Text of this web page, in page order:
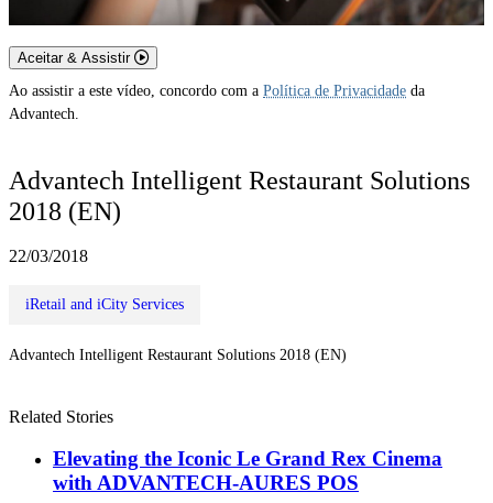
Aceitar & Assistir
Ao assistir a este vídeo, concordo com a Política de Privacidade da
Advantech.
Advantech Intelligent Restaurant Solutions
2018 (EN)
22/03/2018
iRetail and iCity Services
Advantech Intelligent Restaurant Solutions 2018 (EN)
Related Stories
Elevating the Iconic Le Grand Rex Cinema
with ADVANTECH-AURES POS